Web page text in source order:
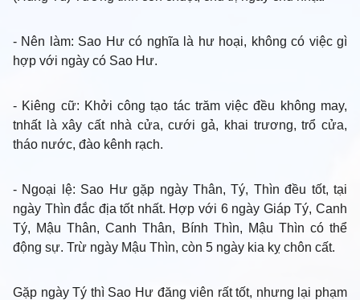
- Nên làm: Sao Hư có nghĩa là hư hoại, không có việc gì
hợp với ngày có Sao Hư.
- Kiêng cữ: Khởi công tạo tác trăm việc đều không may,
tnhất là xây cất nhà cửa, cưới gả, khai trương, trổ cửa,
tháo nước, đào kênh rạch.
- Ngoại lệ: Sao Hư gặp ngày Thân, Tý, Thìn đều tốt, tại
ngày Thìn đắc địa tốt nhất. Hợp với 6 ngày Giáp Tý, Canh
Tý, Mậu Thân, Canh Thân, Bính Thìn, Mậu Thìn có thể
động sự. Trừ ngày Mậu Thìn, còn 5 ngày kia kỵ chôn cất.
Gặp ngày Tý thì Sao Hư đăng viên rất tốt, nhưng lại phạm